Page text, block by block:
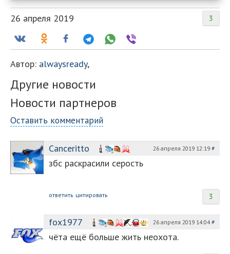
3
26 апреля 2019
Автор: alwaysready,
Другие новости
Новости партнеров
Оставить комментарий
Canceritto 26 апреля 2019 12:19 #
збс раскрасили серость
3
ответить цитировать
fox1977 26 апреля 2019 14:04#
чёта ещё больше жить неохота.